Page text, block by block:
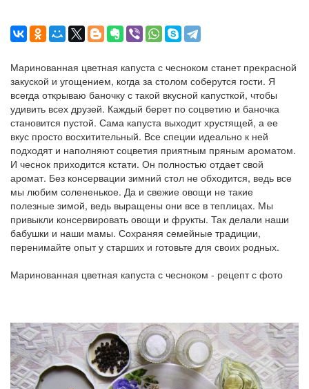
Маринованная цветная капуста с чесноком станет прекрасной
закуской и угощением, когда за столом соберутся гости. Я
всегда открываю баночку с такой вкусной капусткой, чтобы
удивить всех друзей. Каждый берет по соцветию и баночка
становится пустой. Сама капуста выходит хрустящей, а ее
вкус просто восхитительный. Все специи идеально к ней
подходят и наполняют соцветия приятным пряным ароматом.
И чеснок приходится кстати. Он полностью отдает свой
аромат. Без консервации зимний стол не обходится, ведь все
мы любим солененькое. Да и свежие овощи не такие
полезные зимой, ведь выращены они все в теплицах. Мы
привыкли консервировать овощи и фрукты. Так делали наши
бабушки и наши мамы. Сохраняя семейные традиции,
перенимайте опыт у старших и готовьте для своих родных.
Маринованная цветная капуста с чесноком - рецепт с фото